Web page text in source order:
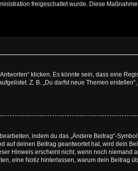
freigeschaltet wurde. Diese
klicken. Es könnte sein, dass eine
Z. B. „Du darfst neue Themen erstellen“,
indem du das „Ändere Beitrag“-
auf deinen Beitrag geantwortet hat, wird dein
Hinweis erscheint nicht, wenn noch niemand
eine Notiz hinterlassen, warum dein Beitrag